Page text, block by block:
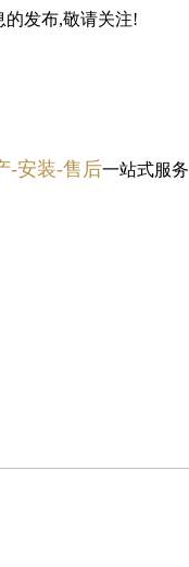
的发布,敬请关注!
-安装-售后一站式服务